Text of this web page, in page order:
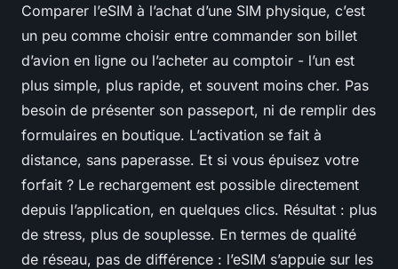
Comparer l’eSIM à l’achat d’une SIM physique, c’est
un peu comme choisir entre commander son billet
d’avion en ligne ou l’acheter au comptoir - l’un est
plus simple, plus rapide, et souvent moins cher. Pas
besoin de présenter son passeport, ni de remplir des
formulaires en boutique. L’activation se fait à
distance, sans paperasse. Et si vous épuisez votre
forfait ? Le rechargement est possible directement
depuis l’application, en quelques clics. Résultat : plus
de stress, plus de souplesse. En termes de qualité
de réseau, pas de différence : l’eSIM s’appuie sur les